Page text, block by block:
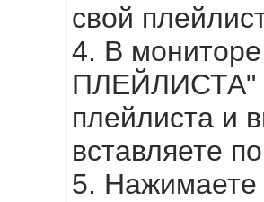
свой
4. В
ПЛЕЙЛИСТА"
плейлиста
вставляете
5. Нажимаете